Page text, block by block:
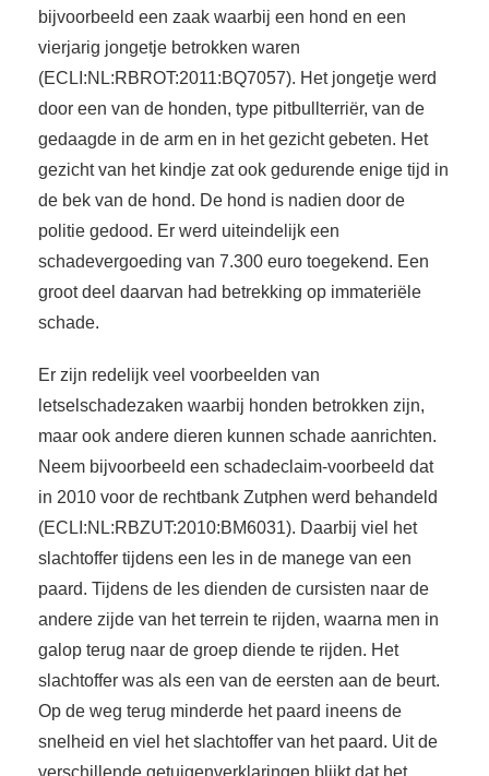
bijvoorbeeld een zaak waarbij een hond en een
vierjarig jongetje betrokken waren
(ECLI:NL:RBROT:2011:BQ7057). Het jongetje werd
door een van de honden, type pitbullterriër, van de
gedaagde in de arm en in het gezicht gebeten. Het
gezicht van het kindje zat ook gedurende enige tijd in
de bek van de hond. De hond is nadien door de
politie gedood. Er werd uiteindelijk een
schadevergoeding van 7.300 euro toegekend. Een
groot deel daarvan had betrekking op immateriële
schade.
Er zijn redelijk veel voorbeelden van
letselschadezaken waarbij honden betrokken zijn,
maar ook andere dieren kunnen schade aanrichten.
Neem bijvoorbeeld een schadeclaim-voorbeeld dat
in 2010 voor de rechtbank Zutphen werd behandeld
(ECLI:NL:RBZUT:2010:BM6031). Daarbij viel het
slachtoffer tijdens een les in de manege van een
paard. Tijdens de les dienden de cursisten naar de
andere zijde van het terrein te rijden, waarna men in
galop terug naar de groep diende te rijden. Het
slachtoffer was als een van de eersten aan de beurt.
Op de weg terug minderde het paard ineens de
snelheid en viel het slachtoffer van het paard. Uit de
verschillende getuigenverklaringen blijkt dat het